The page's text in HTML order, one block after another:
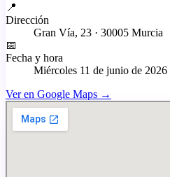
📍
Dirección
Gran Vía, 23 · 30005 Murcia
📅
Fecha y hora
Miércoles 11 de junio de 2026
Ver en Google Maps →